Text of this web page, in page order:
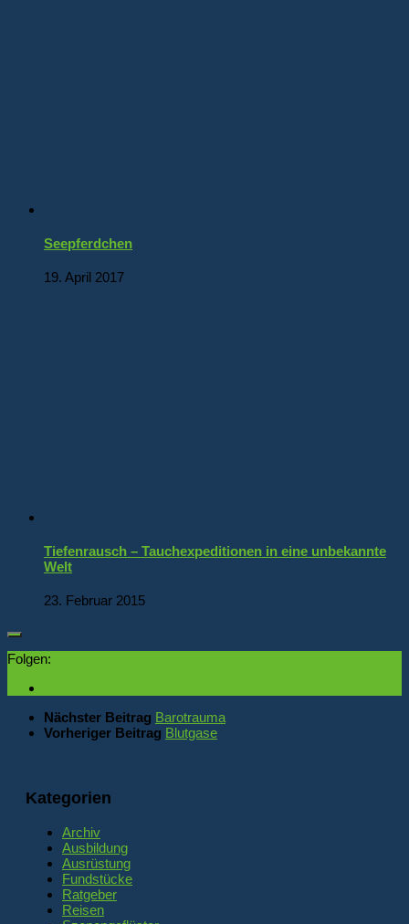
Seepferdchen
19. April 2017
Tiefenrausch – Tauchexpeditionen in eine unbekannte
Welt
23. Februar 2015
Folgen:
Nächster Beitrag Barotrauma
Vorheriger Beitrag Blutgase
Kategorien
Archiv
Ausbildung
Ausrüstung
Fundstücke
Ratgeber
Reisen